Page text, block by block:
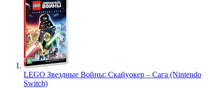
LEGO Звездные Войны: Скайуокер – Сага (Nintendo
Switch)